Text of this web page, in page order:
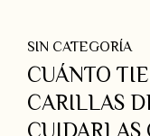
SIN CATEGORÍA
CUÁNTO
CARILLAS
CUIDARLAS